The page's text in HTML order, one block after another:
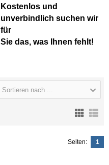
Kostenlos und
unverbindlich suchen wir
für
Sie das, was Ihnen fehlt!
Sortieren nach ...
Seiten: 1